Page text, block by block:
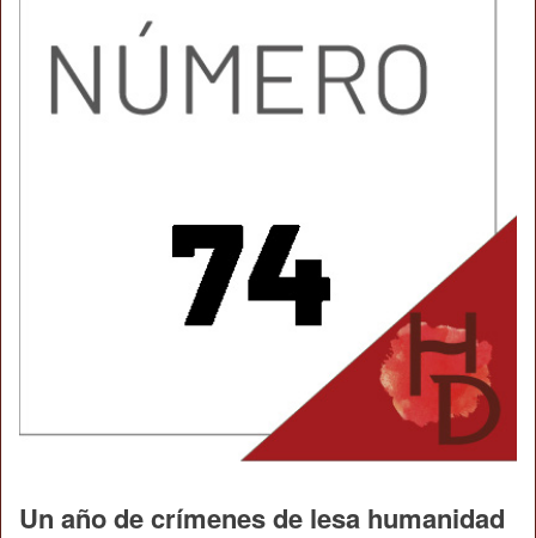
Un año de crímenes de lesa humanidad